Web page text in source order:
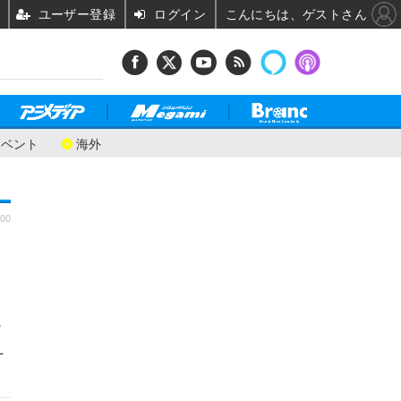
ント 海外
ユーザー登録 ログイン こんにちは、ゲストさん